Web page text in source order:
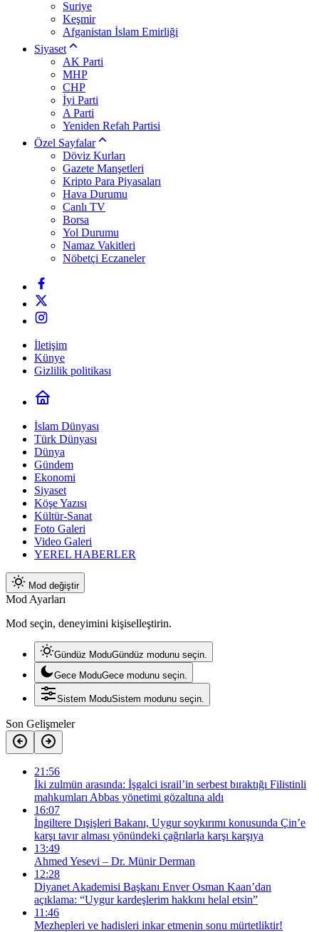
Suriye
Keşmir
Afganistan İslam Emirliği
Siyaset
AK Parti
MHP
CHP
İyi Parti
A Parti
Yeniden Refah Partisi
Özel Sayfalar
Döviz Kurları
Gazete Manşetleri
Kripto Para Piyasaları
Hava Durumu
Canlı TV
Borsa
Yol Durumu
Namaz Vakitleri
Nöbetçi Eczaneler
İletişim
Künye
Gizlilik politikası
İslam Dünyası
Türk Dünyası
Dünya
Gündem
Ekonomi
Siyaset
Köşe Yazısı
Kültür-Sanat
Foto Galeri
Video Galeri
YEREL HABERLER
Mod değiştir
Mod Ayarları
Mod seçin, deneyimini kişiselleştirin.
Gündüz ModuGündüz modunu seçin.
Gece ModuGece modunu seçin.
Sistem ModuSistem modunu seçin.
Son Gelişmeler
21:56
İki zulmün arasında: İşgalci israil’in serbest bıraktığı Filistinli
mahkumları Abbas yönetimi gözaltına aldı
16:07
İngiltere Dışişleri Bakanı, Uygur soykırımı konusunda Çin’e
karşı tavır alması yönündeki çağrılarla karşı karşıya
13:49
Ahmed Yesevi – Dr. Münir Derman
12:28
Diyanet Akademisi Başkanı Enver Osman Kaan’dan
açıklama: “Uygur kardeşlerim hakkını helal etsin”
11:46
Mezhepleri ve hadisleri inkar etmenin sonu mürtetliktir!